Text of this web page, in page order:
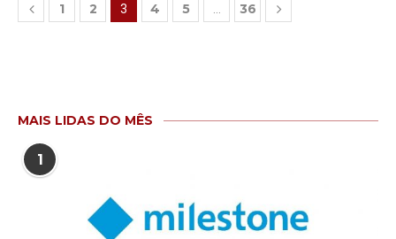
1 2 3 4 5 36
MAIS LIDAS DO MÊS
1